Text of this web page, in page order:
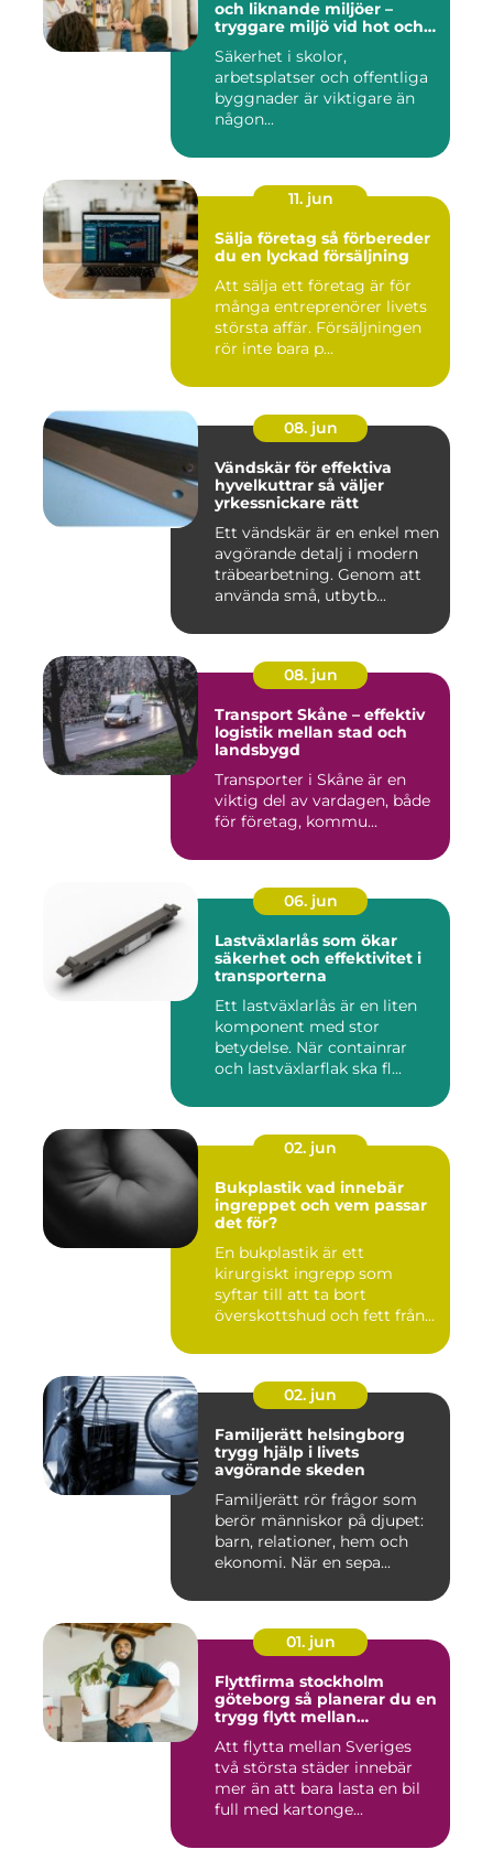
och liknande miljöer –
tryggare miljö vid hot och
Säkerhet i skolor,
arbetsplatser och offentliga
byggnader är viktigare än
någon...
11. jun
Sälja företag så förbereder
du en lyckad försäljning
Att sälja ett företag är för
många entreprenörer livets
största affär. Försäljningen
rör inte bara p...
08. jun
Vändskär för effektiva
hyvelkuttrar så väljer
yrkessnickare rätt
Ett vändskär är en enkel men
avgörande detalj i modern
träbearbetning. Genom att
använda små, utbytb...
08. jun
Transport Skåne – effektiv
logistik mellan stad och
landsbygd
Transporter i Skåne är en
viktig del av vardagen, både
för företag, kommu...
06. jun
Lastväxlarlås som ökar
säkerhet och effektivitet i
transporterna
Ett lastväxlarlås är en liten
komponent med stor
betydelse. När containrar
och lastväxlarflak ska fl...
02. jun
Bukplastik vad innebär
ingreppet och vem passar
det för?
En bukplastik är ett
kirurgiskt ingrepp som
syftar till att ta bort
överskottshud och fett från
02. jun
Familjerätt helsingborg
trygg hjälp i livets
avgörande skeden
Familjerätt rör frågor som
berör människor på djupet:
barn, relationer, hem och
ekonomi. När en sepa...
01. jun
Flyttfirma stockholm
göteborg så planerar du en
trygg flytt mellan
Att flytta mellan Sveriges
två största städer innebär
mer än att bara lasta en bil
full med kartonge...